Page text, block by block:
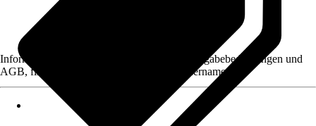
Informationen des Verkäufers, wie z. B. Rückgabebedingungen und
AGB, finden Sie bei Klick auf den Verkäufernamen.